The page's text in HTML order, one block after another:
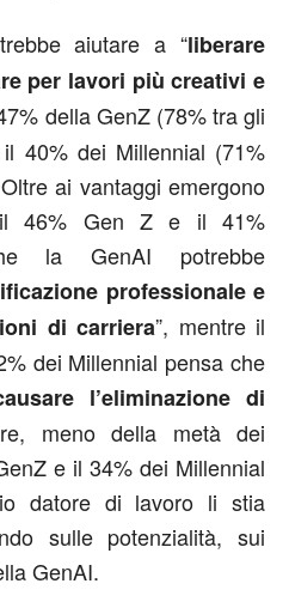
aiutare a “liberare
per lavori più creativi e
della GenZ (78% tra gli
40% dei Millennial (71%
ai vantaggi emergono
il 46% Gen Z e il 41%
la GenAI potrebbe
professionale e
di carriera”, mentre il
dei Millennial pensa che
l’eliminazione di
meno della metà dei
e il 34% dei Millennial
datore di lavoro li stia
sulle potenzialità, sui
GenAI.